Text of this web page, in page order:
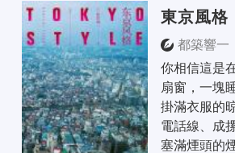
東京風格
都築響一
你相信這是
扇窗，一塊
掛滿衣服的
電話線、成
塞滿煙頭的